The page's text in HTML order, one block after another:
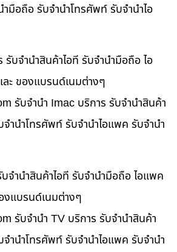
ำมือถือ รับจำนำโทรศัพท์ รับจำนำไอ
บจำนำสินค้าไอที รับจำนำมือถือ ไอ
ะ ของแบรนด์เนมต่างๆ
รับจำนำ Imac บริการ รับจำนำสินค้า
ำนำโทรศัพท์ รับจำนำไอแพค รับจำนำ
จำนำสินค้าไอที รับจำนำมือถือ ไอแพค
งแบรนด์เนมต่างๆ
รับจำนำ TV บริการ รับจำนำสินค้า
ำนำโทรศัพท์ รับจำนำไอแพค รับจำนำ